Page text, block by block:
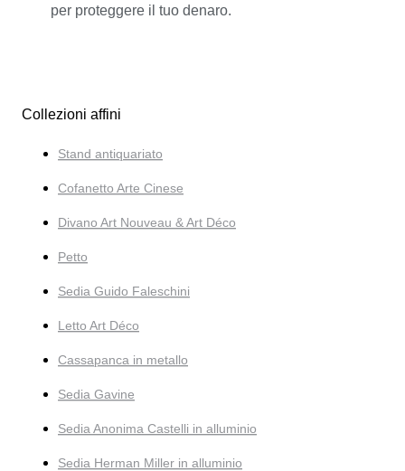
per proteggere il tuo denaro.
Collezioni affini
Stand antiquariato
Cofanetto Arte Cinese
Divano Art Nouveau & Art Déco
Petto
Sedia Guido Faleschini
Letto Art Déco
Cassapanca in metallo
Sedia Gavine
Sedia Anonima Castelli in alluminio
Sedia Herman Miller in alluminio